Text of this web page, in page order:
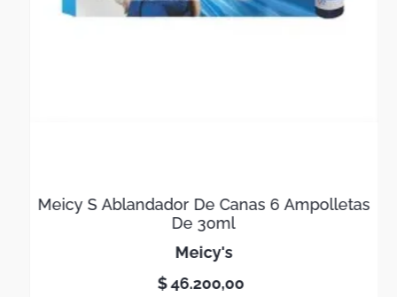
Meicy S Ablandador De Canas 6 Ampolletas
De 30ml
meicy's
$46.200,00